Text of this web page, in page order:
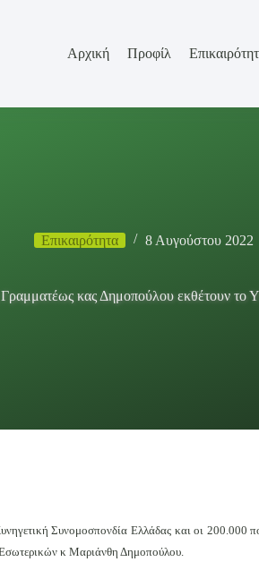
Αρχική
Προφίλ
Επικαιρότητα 8 Αυγούστου 2022
Γραμματέως κας Δημοπούλου εκθέτουν το
Συνομοσπονδία Ελλάδας και οι 200.000
κ Μαριάνθη Δημοπούλου.